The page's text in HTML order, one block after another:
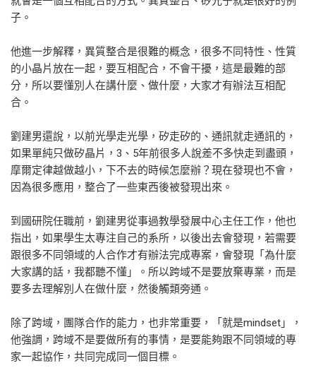
子。
他進一步解釋，異質整合是很難的概念，很多不同特性、性質
的小晶片放在一起，要互相配合，不會干擾，這是最難的部
分，所以要懂別人在講什麼、做什麼，大家才有辦法互相配
合。
劉建男還說，以前光學走光學，矽走矽的、通訊就走通訊的，
如果單純只做矽晶片，3、5年前很多人說差不多快走到盡頭，
摩爾定律越做越小，下不去的時候怎麼辦？現在發現也不會，
因為很多應用，整合了一些東西後被發現出來。
到國研院任職前，劉建男從事過教學發展中心主任工作，他也
指出，如果學生太專注自己的系所，以後出去會發現，若需要
跟很多不同領域的人合作才有辦法完成專案，會發現「為什麼
大家講的話，我都聽不懂」。所以跨域不是要放棄專業，而是
要多去理解別人在做什麼，然後觸類旁通。
除了跨域，團隊合作的能力，也非常重要，「就是mindset」，
他強調，跨域不是要做所有的事情，是要能夠跟不同領域的專
家一起協作，共同完成同一個目標。